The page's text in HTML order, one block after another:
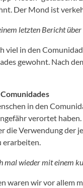
Der Mond ist
letzten Bericht
viel in den
gewohnt. Nach
in den
verortet
die Verwendung
erarbeiten.
mal wieder mit einem
waren wir vor allem